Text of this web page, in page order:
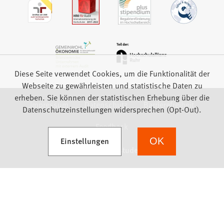
Impressum Datenschutz
Barrierefreiheit
Feedback
Diese Seite verwendet Cookies, um die Funktionalität der
Webseite zu gewährleisten und statistische Daten zu
erheben. Sie können der statistischen Erhebung über die
Datenschutzeinstellungen widersprechen (Opt-Out).
Einstellungen
(Öffnet in einem neuen Tab) OK